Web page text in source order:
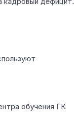
обучения ГК